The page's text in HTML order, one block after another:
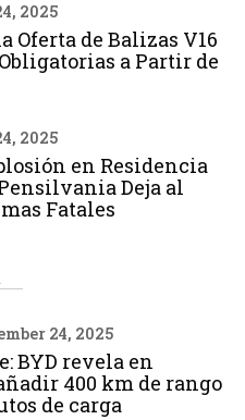
2025
Oferta de Balizas V16
a Partir de
2025
en Residencia
Deja al
Fatales
24, 2025
BYD revela en
400 km de rango
de carga